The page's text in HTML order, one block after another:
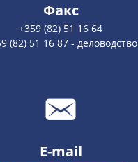
Факс
+359 (82) 51 16 64
(82) 51 16 87 - деловодство
E-mail